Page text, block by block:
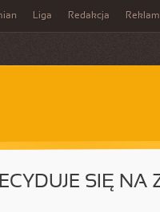
Liga Redakcja
SIĘ NA